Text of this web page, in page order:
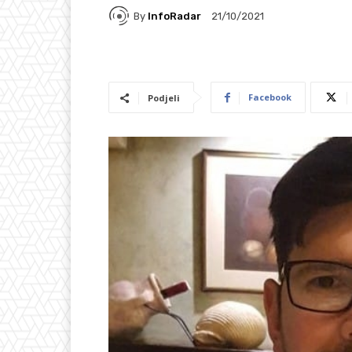
By InfoRadar 21/10/2021
Podjeli Facebook